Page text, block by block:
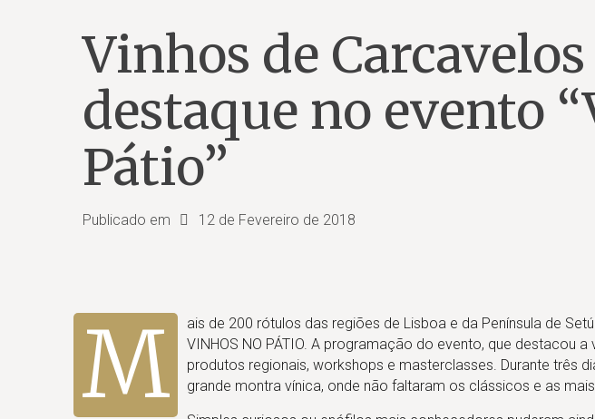
Vinhos de
destaque no evento
Pátio”
Publicado em 12 de Fevereiro de 2018
M
ais de 200 rótulos das regiões de Lisboa e da Península de
VINHOS NO PÁTIO. A programação do evento, que destacou
produtos regionais, workshops e masterclasses. Durante três
grande montra vínica, onde não faltaram os clássicos e as